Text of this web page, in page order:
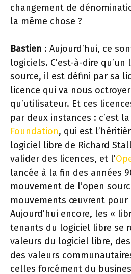
changement de
la même chose ?
Bastien : Aujourd’hui, ce
logiciels. C’est-à-dire
source, il est défini par sa
licence qui va nous
qu’utilisateur. Et ces
par deux instances : c’est la
Foundation, qui est
logiciel libre de Richard
valider des licences, et l’
lancée à la fin des années
mouvement de l’open
mouvements œuvrent pour
Aujourd’hui encore, les «
tenants du logiciel libre se
valeurs du logiciel libre,
des valeurs
celles forcément du